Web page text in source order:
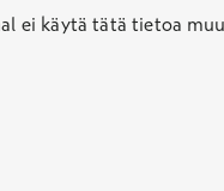
ei käytä tätä tietoa